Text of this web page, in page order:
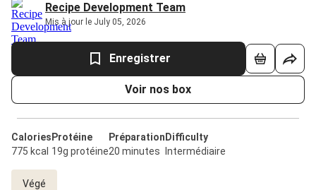
Recipe Development Team
Mis à jour le July 05, 2026
Enregistrer
Voir nos box
Calories
775 kcal
Protéine
19g protéine
Préparation
20 minutes
Difficulty
Intermédiaire
Végé